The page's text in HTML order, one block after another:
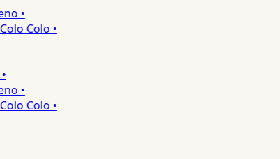
•
Colo •
•
Colo •